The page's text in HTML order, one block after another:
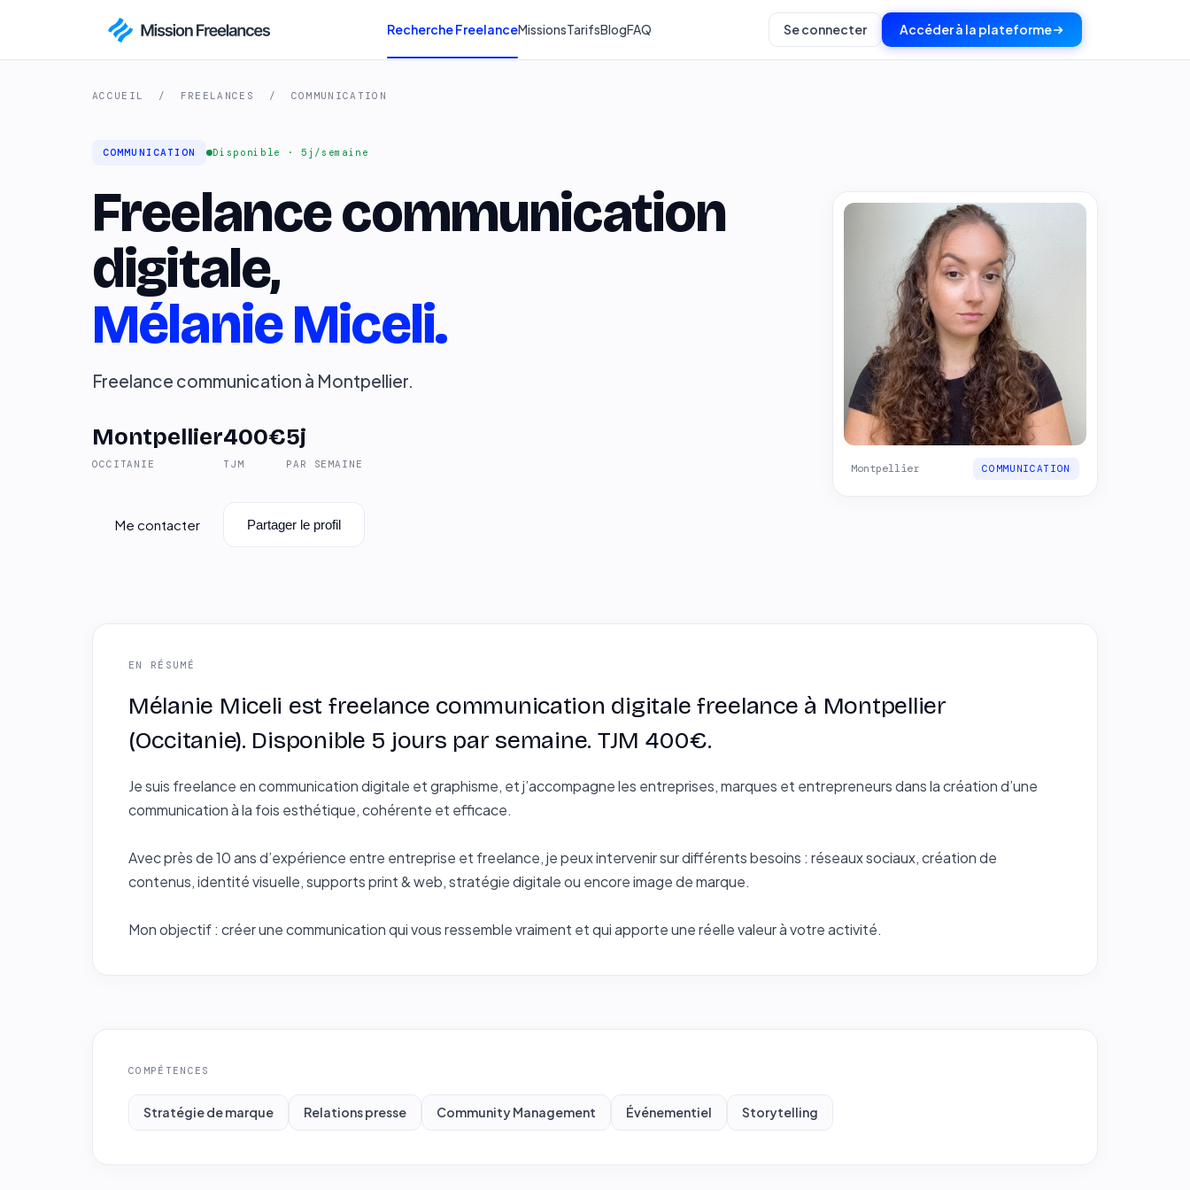
Recherche FreelanceMissionsTarifsBlogFAQ Se connecter Accéder à la plateforme
ACCUEIL / FREELANCES / COMMUNICATION
COMMUNICATION Disponible · 5j/semaine
Freelance communication
digitale,
Mélanie Miceli.
Freelance communication à Montpellier.
Montpellier
OCCITANIE
400€
TJM
5j
PAR SEMAINE
Me contacter Partager le profil
Montpellier COMMUNICATION
EN RÉSUMÉ
Mélanie Miceli est freelance communication digitale freelance à Montpellier
(Occitanie). Disponible 5 jours par semaine. TJM 400€.
Je suis freelance en communication digitale et graphisme, et j’accompagne les entreprises, marques et entrepreneurs dans la création d’une
communication à la fois esthétique, cohérente et efficace.
Avec près de 10 ans d’expérience entre entreprise et freelance, je peux intervenir sur différents besoins : réseaux sociaux, création de
contenus, identité visuelle, supports print & web, stratégie digitale ou encore image de marque.
Mon objectif : créer une communication qui vous ressemble vraiment et qui apporte une réelle valeur à votre activité.
COMPÉTENCES
Stratégie de marque Relations presse Community Management Événementiel Storytelling